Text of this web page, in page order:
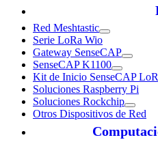
Red Meshtastic
Serie LoRa Wio
Gateway SenseCAP
SenseCAP K1100
Kit de Inicio SenseCAP
Soluciones Raspberry Pi
Soluciones Rockchip
Otros Dispositivos de Red